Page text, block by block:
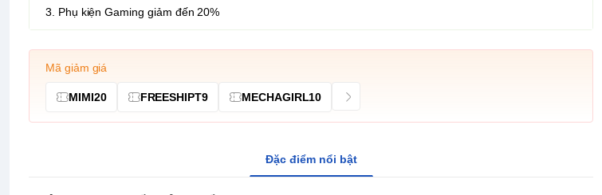
3. Phụ kiện Gaming giảm đến 20%
Mã giảm giá
MIMI20 FREESHIPT9 MECHAGIRL10
Đặc điểm nổi bật